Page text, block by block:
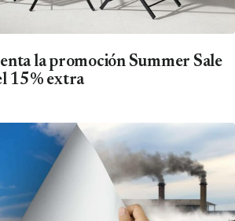
la promoción Summer Sale
15% extra